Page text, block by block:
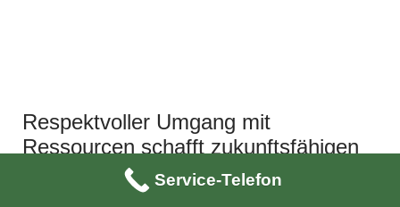
Respektvoller Umgang mit
Ressourcen schafft zukunftsfähigen
Wohnkomfort
Service-Telefon